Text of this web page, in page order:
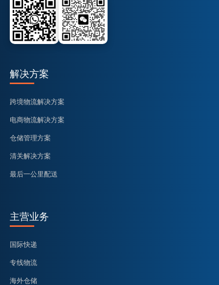
解决方案
跨境物流解决方案
电商物流解决方案
仓储管理方案
清关解决方案
最后一公里配送
主营业务
国际快递
专线物流
海外仓储